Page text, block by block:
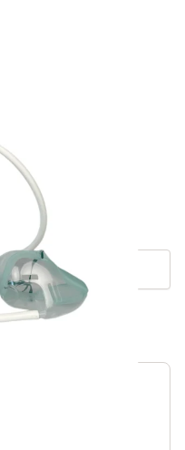
masque à
ce produit est à